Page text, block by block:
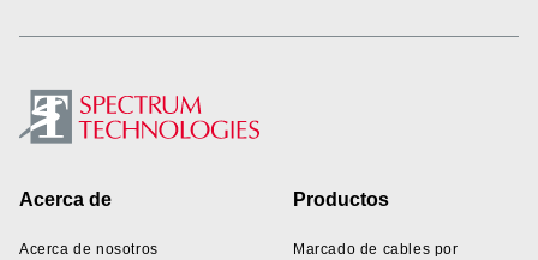
Footer
Acerca de
Acerca de nosotros
Productos
Marcado de cables por